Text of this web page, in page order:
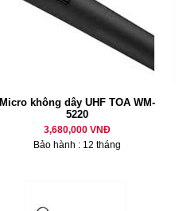
Micro không dây UHF TOA WM-
5220
3,680,000 VNĐ
Bảo hành : 12 tháng